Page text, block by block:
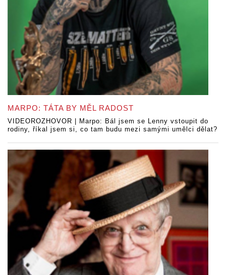
MARPO: TÁTA BY MĚL RADOST
VIDEOROZHOVOR | Marpo: Bál jsem se Lenny vstoupit do
rodiny, říkal jsem si, co tam budu mezi samými umělci dělat?